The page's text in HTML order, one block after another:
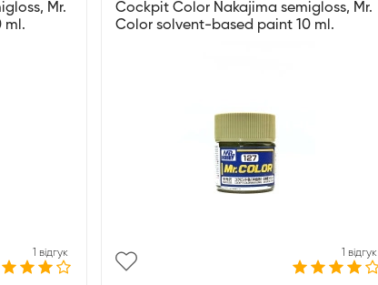
Mr.
ml.
1 відгук
Cockpit Color Nakajima semigloss, Mr.
Color solvent-based paint 10 ml.
1 відгук